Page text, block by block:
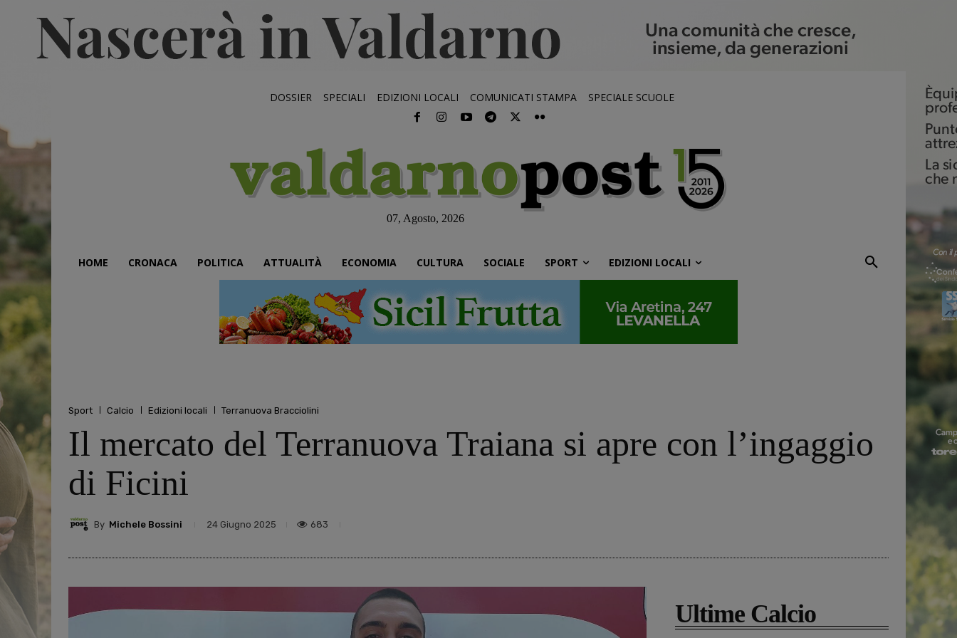
DOSSIER SPECIALI EDIZIONI LOCALI COMUNICATI STAMPA SPECIALE SCUOLE
07, Agosto, 2026
HOME CRONACA POLITICA ATTUALITÀ ECONOMIA CULTURA SOCIALE SPORT EDIZIONI LOCALI
Sport Calcio Edizioni locali Terranuova Bracciolini
Il mercato del Terranuova Traiana si apre con l’ingaggio
di Ficini
By Michele Bossini 24 Giugno 2025 683
Ultime Calcio